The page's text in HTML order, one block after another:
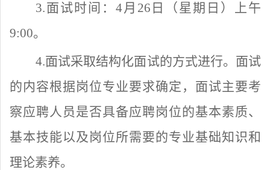
3.面试时间：4月 26 日 （ 星期日 ）上 午
9:00。
4.面试采取结构化面试的方式进行。面试
的内容根据岗位专业要求确定，面试主要考
察应聘人员是否具备应聘岗位的基本素质、
基本技能以及岗位所需要的专业基础知识和
理论素养。